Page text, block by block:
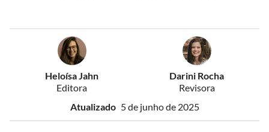
Heloísa Jahn
Editora
Darini Rocha
Revisora
Atualizado 5 de junho de 2025